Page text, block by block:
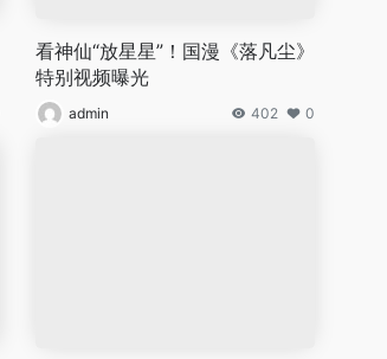
看神仙“放星星”！国漫《落凡尘》
特别视频曝光
admin 402 0